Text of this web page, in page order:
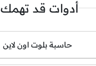
أدوات قد تهمك
حاسبة بلوت اون لاين